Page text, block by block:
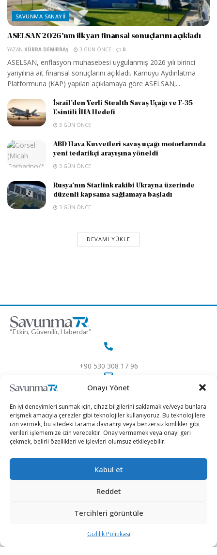
Onayı Yönet
En iyi deneyimleri sunmak için, cihaz bilgilerini saklamak ve/veya bunlara
erişmek amacıyla çerezler gibi teknolojiler kullanıyoruz. Bu teknolojilere
izin vermek, bu sitedeki tarama davranışı veya benzersiz kimlikler gibi
verileri işlememize izin verecektir. Onay vermemek veya onayı geri
çekmek, belirli özellikleri ve işlevleri olumsuz etkileyebilir.
Kabul et
Reddet
Tercihleri görüntüle
Gizlilik Politikası
SAVUNMA SANAYII
ASELSAN 2026’nın ilk yarı finansal sonuçlarını açıkladı
YAZAN KÜBRA DEMIRBAŞ 3 GÜN ÖNCE 0
ASELSAN, enflasyon muhasebesi uygulanmış 2026 yılı birinci
yarıyılına ait finansal sonuçlarını açıkladı. Kamuyu Aydınlatma
Platformuna (KAP) yapılan açıklamaya göre ASELSAN;...
İsrail’den Yerli Stealth Savaş Uçağı ve F-35
Esintili İHA Hedefi
3 GÜN ÖNCE
ABD Hava Kuvvetleri savaş uçağı motorlarında
yeni tedarikçi arayışına yöneldi
3 GÜN ÖNCE
Rusya’nın Starlink rakibi Ukrayna üzerinde
düzenli kapsama sağlamaya başladı
3 GÜN ÖNCE
DEVAMI YÜKLE
“Etkin, Güvenilir, Haberdar”
+90 530 308 17 96
2026 © Savunma TR. Tüm Hakları Saklıdır.
Savunma Sanayii
Siber Güvenlik
Teknoloji
Politika
Dosya Haber